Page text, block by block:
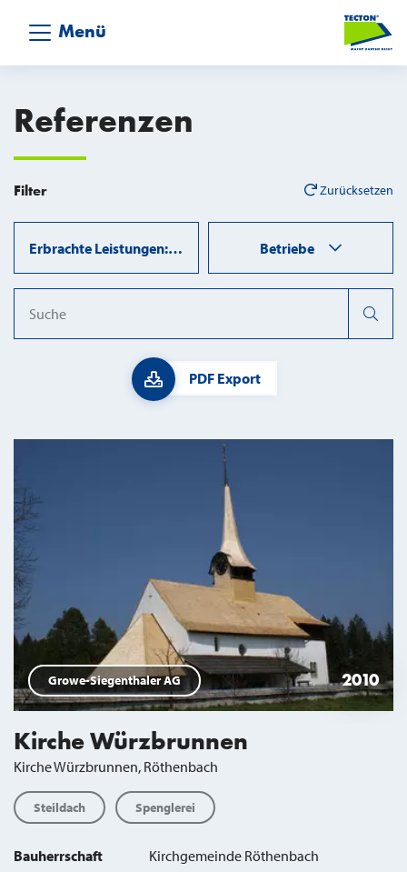
Menü
Referenzen
Filter Zurücksetzen
Erbrachte Leistungen: Steildach Betriebe
PDF Export
Growe-Siegenthaler AG 2010
Kirche Würzbrunnen
Kirche Würzbrunnen, Röthenbach
Steildach Spenglerei
Bauherrschaft
Kirchgemeinde Röthenbach